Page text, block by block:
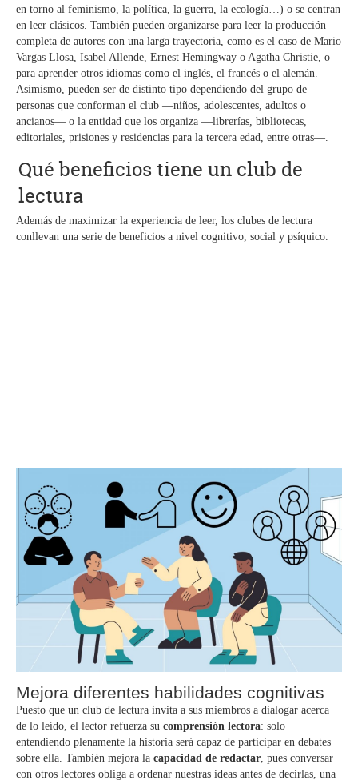
en torno al feminismo, la política, la guerra, la ecología…) o se centran
en leer clásicos. También pueden organizarse para leer la producción
completa de autores con una larga trayectoria, como es el caso de Mario
Vargas Llosa, Isabel Allende, Ernest Hemingway o Agatha Christie, o
para aprender otros idiomas como el inglés, el francés o el alemán.
Asimismo, pueden ser de distinto tipo dependiendo del grupo de
personas que conforman el club —niños, adolescentes, adultos o
ancianos— o la entidad que los organiza —librerías, bibliotecas,
editoriales, prisiones y residencias para la tercera edad, entre otras—.
Qué beneficios tiene un club de
lectura
Además de maximizar la experiencia de leer, los clubes de lectura
conllevan una serie de beneficios a nivel cognitivo, social y psíquico.
Mejora diferentes habilidades cognitivas
Puesto que un club de lectura invita a sus miembros a dialogar acerca
de lo leído, el lector refuerza su comprensión lectora: solo
entendiendo plenamente la historia será capaz de participar en debates
sobre ella. También mejora la capacidad de redactar, pues conversar
con otros lectores obliga a ordenar nuestras ideas antes de decirlas, una